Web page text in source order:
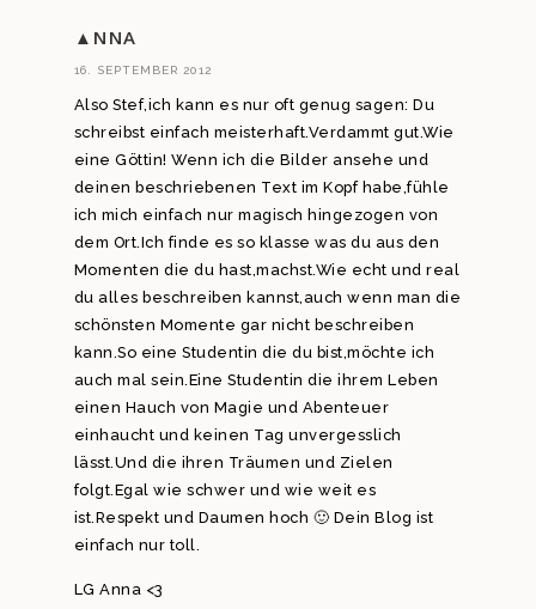
▲NNA
16. SEPTEMBER 2012
Also Stef,ich kann es nur oft genug sagen: Du
schreibst einfach meisterhaft.Verdammt gut.Wie
eine Göttin! Wenn ich die Bilder ansehe und
deinen beschriebenen Text im Kopf habe,fühle
ich mich einfach nur magisch hingezogen von
dem Ort.Ich finde es so klasse was du aus den
Momenten die du hast,machst.Wie echt und real
du alles beschreiben kannst,auch wenn man die
schönsten Momente gar nicht beschreiben
kann.So eine Studentin die du bist,möchte ich
auch mal sein.Eine Studentin die ihrem Leben
einen Hauch von Magie und Abenteuer
einhaucht und keinen Tag unvergesslich
lässt.Und die ihren Träumen und Zielen
folgt.Egal wie schwer und wie weit es
ist.Respekt und Daumen hoch 🙂 Dein Blog ist
einfach nur toll.
LG Anna <3